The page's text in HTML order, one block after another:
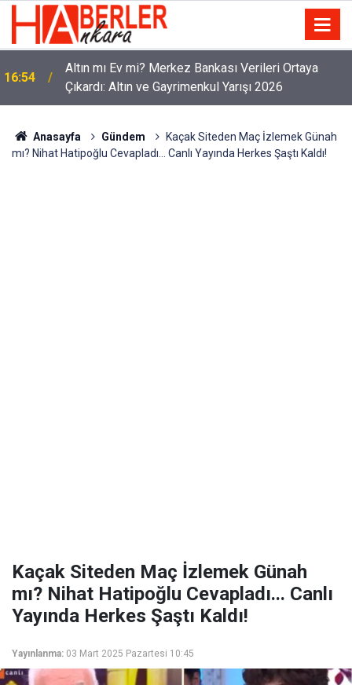
16:54
Altın mı Ev mi? Merkez Bankası Verileri Ortaya
Çıkardı: Altın ve Gayrimenkul Yarışı 2026
Anasayfa Gündem
Kaçak Siteden Maç İzlemek Günah
mı? Nihat Hatipoğlu Cevapladı... Canlı Yayında Herkes Şaştı Kaldı!
Kaçak Siteden Maç İzlemek Günah
mı? Nihat Hatipoğlu Cevapladı... Canlı
Yayında Herkes Şaştı Kaldı!
Yayınlanma: 03 Mart 2025 Pazartesi 10:45